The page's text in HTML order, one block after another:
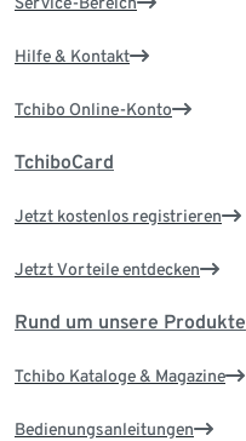
Hilfe & Kontakt
Tchibo Online-Konto
TchiboCard
Jetzt kostenlos registrieren
Jetzt Vorteile entdecken
Rund um unsere Produkte
Tchibo Kataloge & Magazine
Bedienungsanleitungen